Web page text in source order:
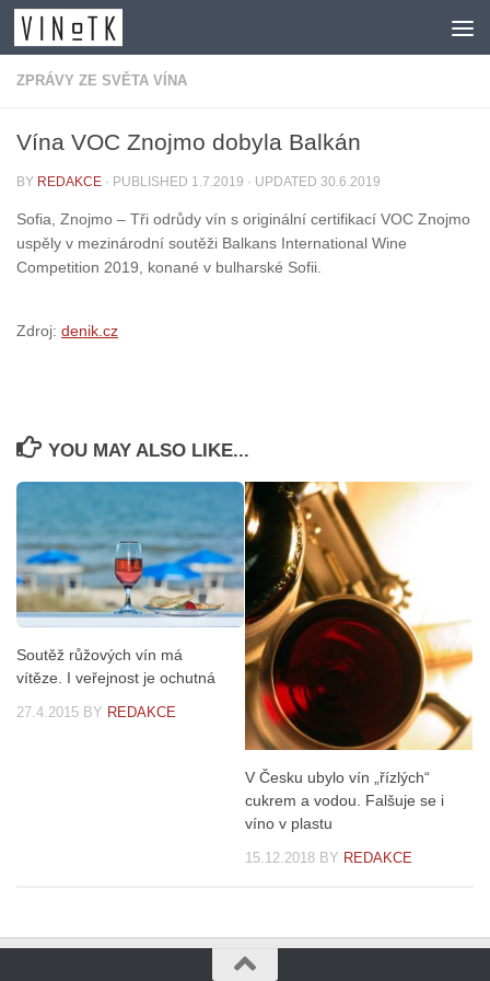
Skip to content
ZPRÁVY ZE SVĚTA VÍNA
Vína VOC Znojmo dobyla Balkán
BY REDAKCE · PUBLISHED 1.7.2019 · UPDATED 30.6.2019
Sofia, Znojmo – Tři odrůdy vín s originální certifikací VOC Znojmo
uspěly v mezinárodní soutěži Balkans International Wine
Competition 2019, konané v bulharské Sofii.
Zdroj: denik.cz
YOU MAY ALSO LIKE...
Soutěž růžových vín má
vítěze. I veřejnost je ochutná
27.4.2015 BY REDAKCE
V Česku ubylo vín „řízlých“
cukrem a vodou. Falšuje se i
víno v plastu
15.12.2018 BY REDAKCE